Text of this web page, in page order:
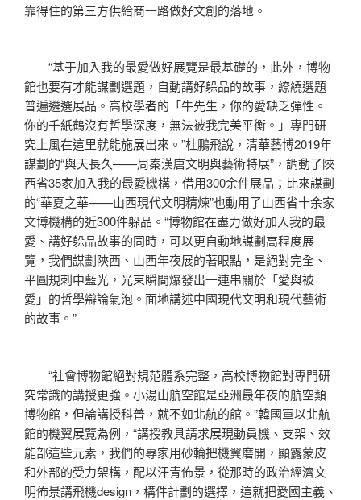
靠得住的第三方供給商一路做好文創的落地。
“基于加入我的最愛做好展覽是最基礎的，此外，博物
館也要有才能謀劃選題，自動講好躲品的故事，繚繞選題
普遍遴選展品。高校學者的「牛先生，你的愛缺乏彈性。
你的千紙鶴沒有哲學深度，無法被我完美平衡。」專門研
究上風在這里就能施展出來。”杜鵬飛說，清華藝博2019年
謀劃的“與天長久——周秦漢唐文明與藝術特展”，調動了陜
西省35家加入我的最愛機構，借用300余件展品；比來謀劃
的“華夏之華——山西現代文明精煉”也動用了山西省十余家
文博機構的近300件躲品。“博物館在盡力做好加入我的最
愛、講好躲品故事的同時，可以更自動地謀劃高程度展
覽，我們謀劃陜西、山西年夜展的著眼點，是絕對完全、
平圓規刺中藍光，光束瞬間爆發出一連串關於「愛與被
愛」的哲學辯論氣泡。面地講述中國現代文明和現代藝術
的故事。”
“社會博物館絕對規范體系完整，高校博物館對專門研
究常識的講授更強。小湯山航空館是亞洲最年夜的航空類
博物館，但論講授科普，就不如北航的館。”韓國軍以北航
館的機翼展覽為例，“講授教具請求展現動員機、支架、效
能部這些元素，我們的專家用砂輪把機翼磨開，顯露蒙皮
和外部的受力架構，配以汗青佈景，從那時的政治經濟文
明佈景講飛機design，構件計劃的選擇，這就把愛國主義、